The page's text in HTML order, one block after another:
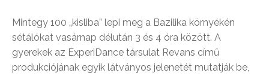
Mintegy 100 „kisliba” lepi meg a Bazilika környékén
sétálókat vasárnap délután 3 és 4 óra között. A
gyerekek az ExperiDance társulat Revans című
produkciójának egyik látványos jelenetét mutatják be,